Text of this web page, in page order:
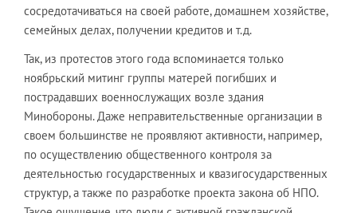
сосредотачиваться на своей работе, домашнем хозяйстве,
семейных делах, получении кредитов и т.д.
Так, из протестов этого года вспоминается только
ноябрьский митинг группы матерей погибших и
пострадавших военнослужащих возле здания
Минобороны. Даже неправительственные организации в
своем большинстве не проявляют активности, например,
по осуществлению общественного контроля за
деятельностью государственных и квазигосударственных
структур, а также по разработке проекта закона об НПО.